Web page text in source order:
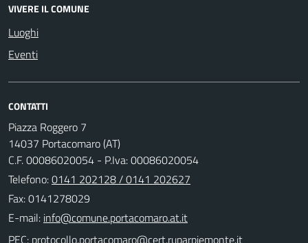
VIVERE IL COMUNE
Luoghi
Eventi
CONTATTI
Piazza Roggero 7
14037 Portacomaro (AT)
C.F. 00086020054 - P.Iva: 00086020054
Telefono:0141 202128 / 0141 202627
Fax: 0141278029
E-mail:
PEC: